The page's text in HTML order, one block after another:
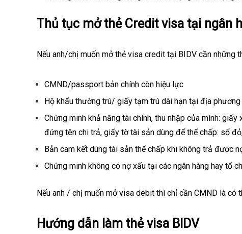
Thủ tục mở thẻ Credit visa tại ngân
Nếu anh/chị muốn mở thẻ visa credit tại BIDV cần những
CMND/passport bản chính còn hiệu lực
Hộ khẩu thường trú/ giấy tạm trú dài hạn tại địa
Chứng minh khả năng tài chính, thu nhập của mình:
đứng tên chi trả, giấy tờ tài sản dùng để thế chấp: sổ
Bản cam kết dùng tài sản thế chấp khi không trả được
Chứng minh không có nợ xấu tại các ngân hàng hay tổ
Nếu anh / chị muốn mở visa debit thì chỉ cần CMND là có
Hướng dẫn làm thẻ visa BIDV